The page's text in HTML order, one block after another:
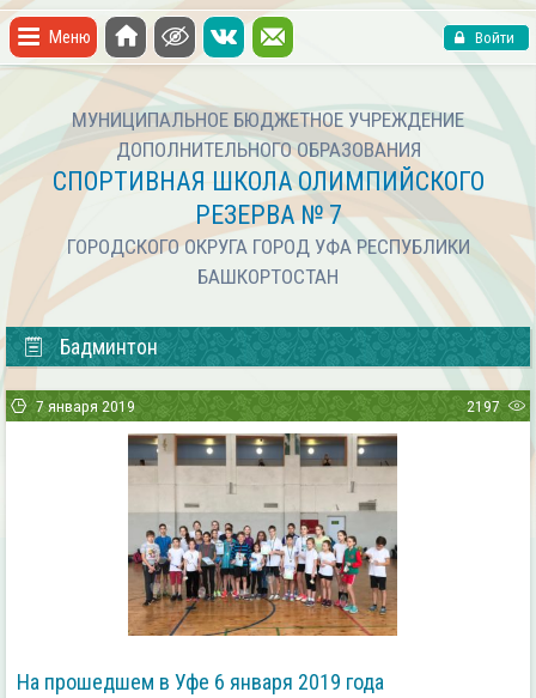
Меню Войти
МУНИЦИПАЛЬНОЕ БЮДЖЕТНОЕ УЧРЕЖДЕНИЕ
ДОПОЛНИТЕЛЬНОГО ОБРАЗОВАНИЯ
СПОРТИВНАЯ ШКОЛА ОЛИМПИЙСКОГО
РЕЗЕРВА № 7
ГОРОДСКОГО ОКРУГА ГОРОД УФА РЕСПУБЛИКИ
БАШКОРТОСТАН
Бадминтон
7 января 2019 2197
На прошедшем в Уфе 6 января 2019 года